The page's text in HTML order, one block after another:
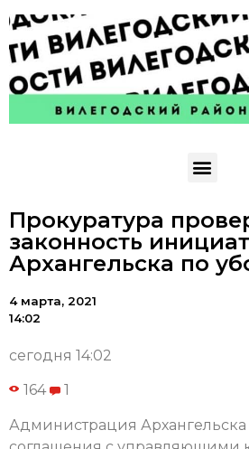
Прокуратура
законность
Архангельска по
4 марта, 2021
14:02
сегодня 14:02
164 1
Администрация Архангельска